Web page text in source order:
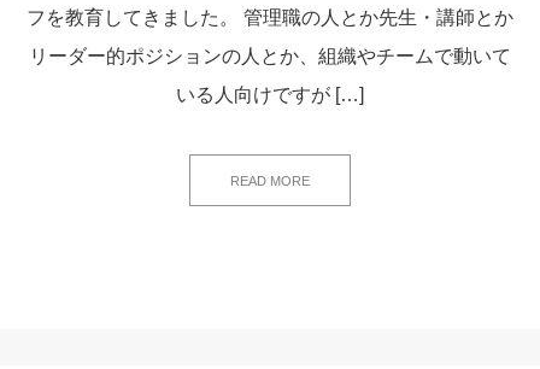
フを教育してきました。 管理職の人とか先生・講師とか
リーダー的ポジションの人とか、組織やチームで動いて
いる人向けですが […]
READ MORE